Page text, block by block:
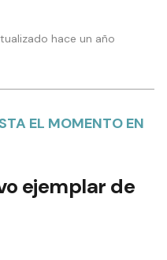
hace un año
EL MOMENTO EN
ejemplar de